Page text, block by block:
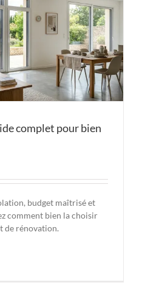
complet pour bien
budget maîtrisé et
comment bien la choisir
de rénovation.